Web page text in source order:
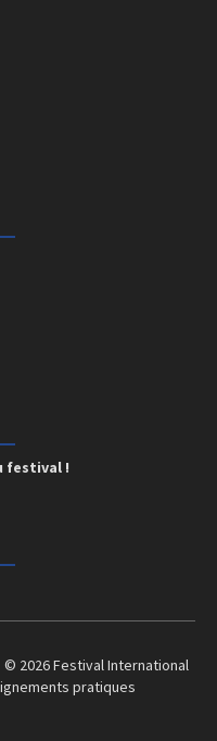
festival !
© 2026 Festival International
pratiques